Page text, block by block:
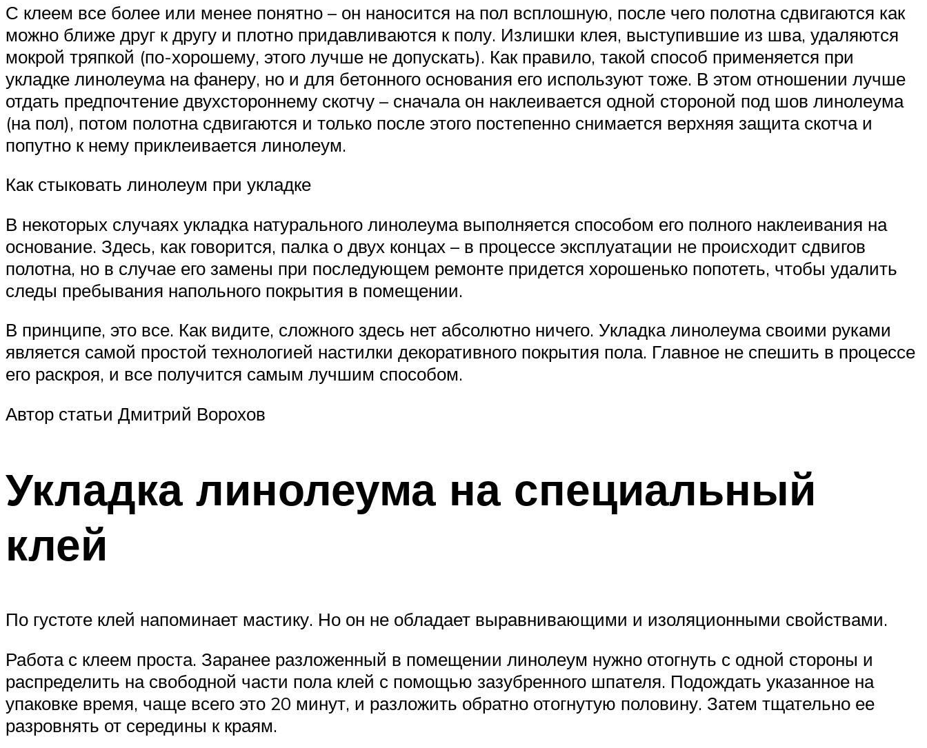
С клеем все более или менее понятно – он наносится на пол всплошную, после чего полотна сдвигаются как
можно ближе друг к другу и плотно придавливаются к полу. Излишки клея, выступившие из шва, удаляются
мокрой тряпкой (по-хорошему, этого лучше не допускать). Как правило, такой способ применяется при
укладке линолеума на фанеру, но и для бетонного основания его используют тоже. В этом отношении лучше
отдать предпочтение двухстороннему скотчу – сначала он наклеивается одной стороной под шов линолеума
(на пол), потом полотна сдвигаются и только после этого постепенно снимается верхняя защита скотча и
попутно к нему приклеивается линолеум.
Как стыковать линолеум при укладке
В некоторых случаях укладка натурального линолеума выполняется способом его полного наклеивания на
основание. Здесь, как говорится, палка о двух концах – в процессе эксплуатации не происходит сдвигов
полотна, но в случае его замены при последующем ремонте придется хорошенько попотеть, чтобы удалить
следы пребывания напольного покрытия в помещении.
В принципе, это все. Как видите, сложного здесь нет абсолютно ничего. Укладка линолеума своими руками
является самой простой технологией настилки декоративного покрытия пола. Главное не спешить в процессе
его раскроя, и все получится самым лучшим способом.
Автор статьи Дмитрий Ворохов
Укладка линолеума на специальный
клей
По густоте клей напоминает мастику. Но он не обладает выравнивающими и изоляционными свойствами.
Работа с клеем проста. Заранее разложенный в помещении линолеум нужно отогнуть с одной стороны и
распределить на свободной части пола клей с помощью зазубренного шпателя. Подождать указанное на
упаковке время, чаще всего это 20 минут, и разложить обратно отогнутую половину. Затем тщательно ее
разровнять от середины к краям.